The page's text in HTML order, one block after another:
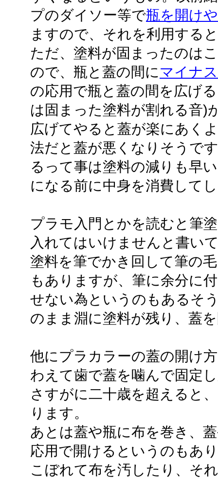
プのダイソー等で瓶を開け
ますので、それを利用する
ただ、塗料が固まったのは
ので、瓶と蓋の間にマイナ
の応用で瓶と蓋の間を広げ
は固まった塗料が割れる音)
広げてやると蓋が楽にあく
法だと蓋が悪くなりそうで
るって事は塗料の減りも早
になる前に中身を消費して
プラモ入門とかを読むと筆
入れてはいけませんと書い
塗料を筆でかき回して筆の
もありますが、筆に余分に
せない為というのもあるそ
のまま淵に塗料が残り、蓋
他にプラカラーの蓋の開け
わえて歯で蓋を噛んで固定
さすがに二十歳を超えると
ります。
あとは蓋や瓶に布を巻き、
応用で開けるというのもあ
こぼれて布を汚したり、そ